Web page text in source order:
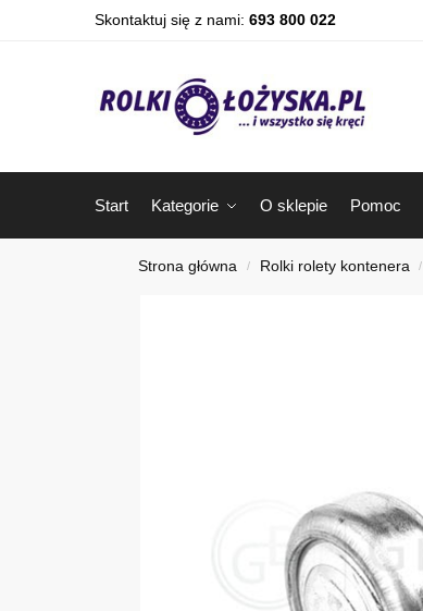
Skontaktuj się z nami: 693 800 022
Start Kategorie O sklepie Pomoc
Strona główna / Rolki rolety kontenera /